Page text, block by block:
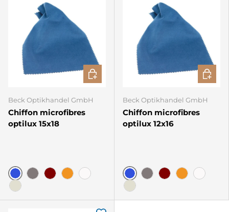
Beck Optikhandel GmbH
Chiffon microfibres
optilux 15x18
Bleu
CHOISIR LES OPTIONS
Beck Optikhandel GmbH
Chiffon microfibres
optilux 12x16
Bleu